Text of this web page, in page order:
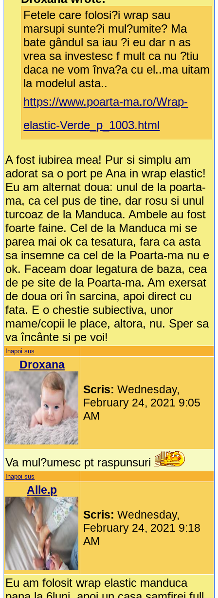
Fetele care folosi?i wrap sau
marsupi sunte?i mul?umite? Ma
bate gândul sa iau ?i eu dar n as
vrea sa investesc f mult ca nu ?tiu
daca ne vom înva?a cu el..ma uitam
la modelul asta..
https://www.poarta-ma.ro/Wrap-
elastic-Verde_p_1003.html
A fost iubirea mea! Pur si simplu am
adorat sa o port pe Ana in wrap elastic!
Eu am alternat doua: unul de la poarta-
ma, ca cel pus de tine, dar rosu si unul
turcoaz de la Manduca. Ambele au fost
foarte faine. Cel de la Manduca mi se
parea mai ok ca tesatura, fara ca asta
sa insemne ca cel de la Poarta-ma nu e
ok. Faceam doar legatura de baza, cea
de pe site de la Poarta-ma. Am exersat
de doua ori în sarcina, apoi direct cu
fata. E o chestie subiectiva, unor
mame/copii le place, altora, nu. Sper sa
va încânte si pe voi!
Inapoi sus
Droxana
Scris:Wednesday,
February 24, 2021 9:05
AM
Va mul?umesc pt raspunsuri
Inapoi sus
Alle.p
Scris:Wednesday,
February 24, 2021 9:18
AM
Eu am folosit wrap elastic manduca